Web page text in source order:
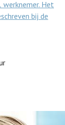
werknemer. Het
bij de